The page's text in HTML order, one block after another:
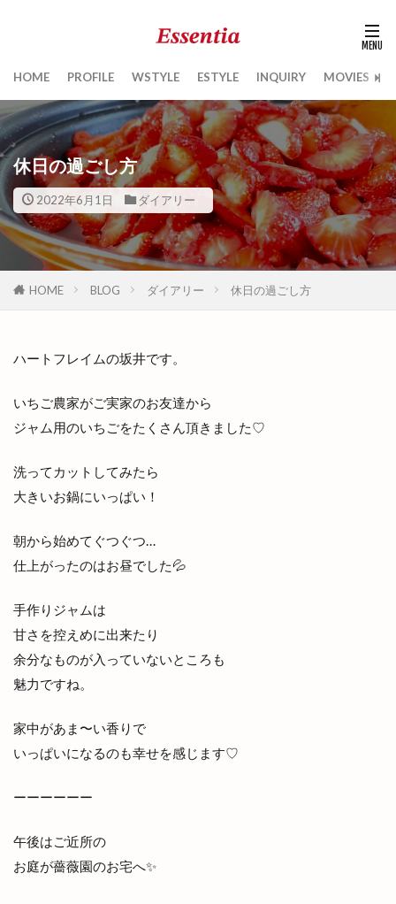
HOME PROFILE WSTYLE ESTYLE INQUIRY MOVIES
休日の過ごし方
2022年6月1日 ダイアリー
HOME BLOG ダイアリー 休日の過ごし方
ハートフレイムの坂井です。
いちご農家がご実家のお友達から
ジャム用のいちごをたくさん頂きました♡
洗ってカットしてみたら
大きいお鍋にいっぱい！
朝から始めてぐつぐつ…
仕上がったのはお昼でした💦
手作りジャムは
甘さを控えめに出来たり
余分なものが入っていないところも
魅力ですね。
家中があま〜い香りで
いっぱいになるのも幸せを感じます♡
ーーーーーー
午後はご近所の
お庭が薔薇園のお宅へ✨